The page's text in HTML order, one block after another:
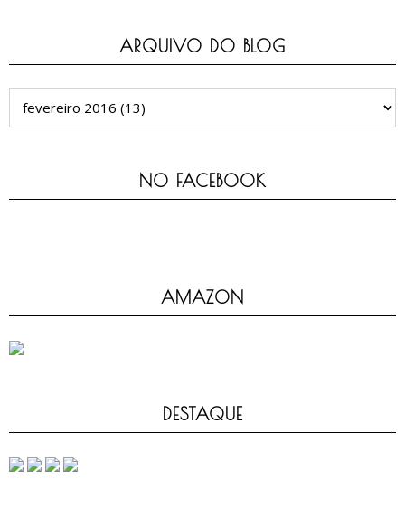
ARQUIVO DO BLOG
NO FACEBOOK
AMAZON
DESTAQUE